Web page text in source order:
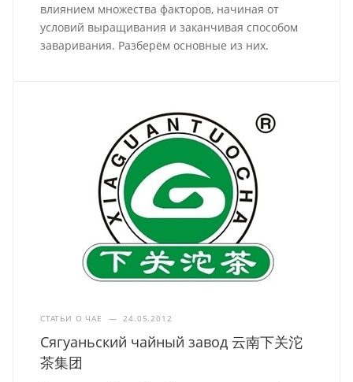
влиянием множества факторов, начиная от
условий выращивания и заканчивая способом
заваривания. Разберём основные из них.
СТАТЬИ О ЧАЕ — 24.05.2012
Сягуаньский чайный завод 云南下关沱
茶集团